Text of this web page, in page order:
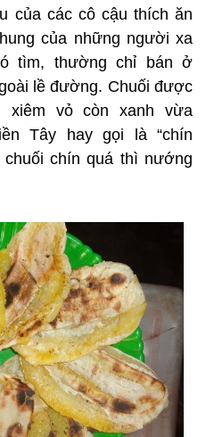
của các cô cậu thích ăn
của những người xa
tìm, thường chỉ bán ở
lề đường. Chuối được
xiêm vỏ còn xanh vừa
Tây hay gọi là “chín
chín quá thì nướng